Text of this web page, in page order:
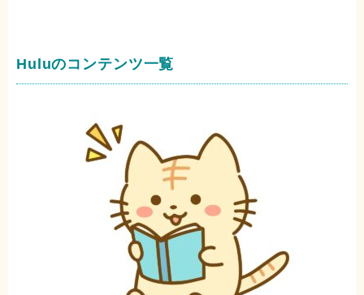
Huluのコンテンツ一覧